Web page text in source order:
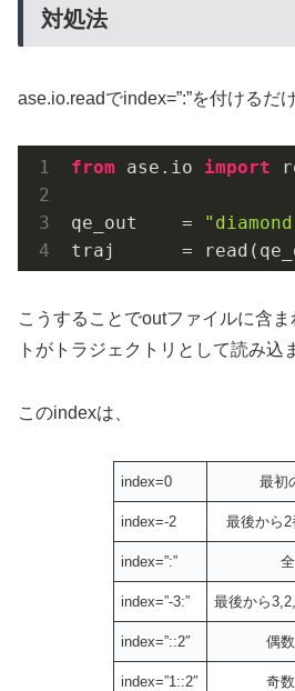
対処法
ase.io.readでindex=”:”を付けるだ
from ase.io import
qe_out    =
traj      =
こうすることでoutファイルに含
トがトラジェクトリとして読み込
このindexは、
index=0 最初
index=-2 最後から
index=”:”
index=”-3:” 最後から
index=”::2″ 偶
index=”1::2″ 奇